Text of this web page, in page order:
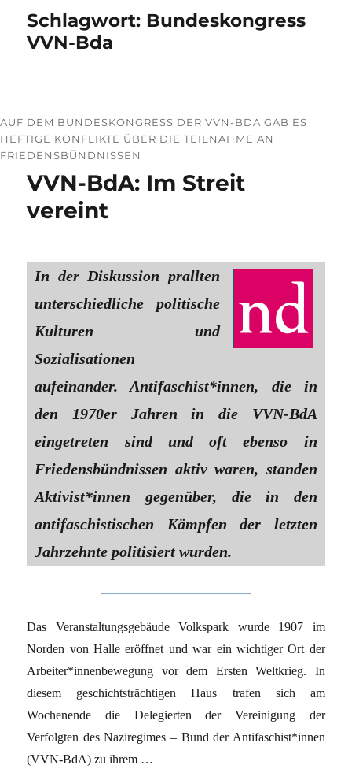
Schlagwort: Bundeskongress
VVN-Bda
AUF DEM BUNDESKONGRESS DER VVN-BDA GAB ES
HEFTIGE KONFLIKTE ÜBER DIE TEILNAHME AN
FRIEDENSBÜNDNISSEN
VVN-BdA: Im Streit
vereint
In der Diskussion prallten
unterschiedliche politische
Kulturen und
Sozialisationen
aufeinander. Antifaschist*innen, die in
den 1970er Jahren in die VVN-BdA
eingetreten sind und oft ebenso in
Friedensbündnissen aktiv waren, standen
Aktivist*innen gegenüber, die in den
antifaschistischen Kämpfen der letzten
Jahrzehnte politisiert wurden.
Das Veranstaltungsgebäude Volkspark wurde 1907 im
Norden von Halle eröffnet und war ein wichtiger Ort der
Arbeiter*innenbewegung vor dem Ersten Weltkrieg. In
diesem geschichtsträchtigen Haus trafen sich am
Wochenende die Delegierten der Vereinigung der
Verfolgten des Naziregimes – Bund der Antifaschist*innen
(VVN-BdA) zu ihrem …